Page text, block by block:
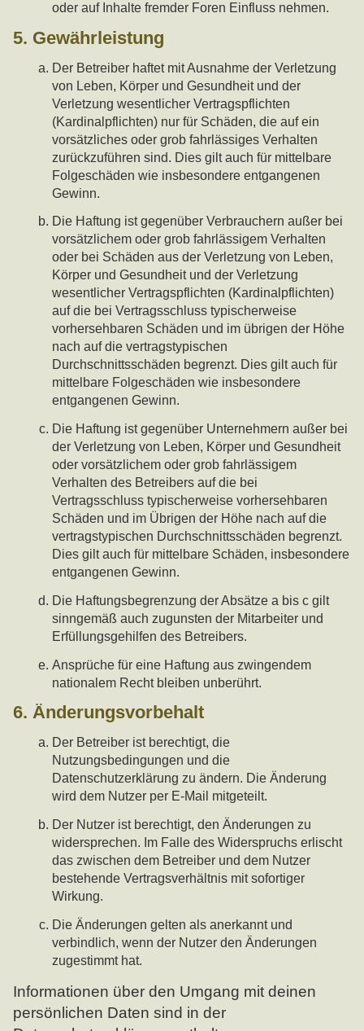
oder auf Inhalte fremder Foren Einfluss nehmen.
5. Gewährleistung
Der Betreiber haftet mit Ausnahme der Verletzung
von Leben, Körper und Gesundheit und der
Verletzung wesentlicher Vertragspflichten
(Kardinalpflichten) nur für Schäden, die auf ein
vorsätzliches oder grob fahrlässiges Verhalten
zurückzuführen sind. Dies gilt auch für mittelbare
Folgeschäden wie insbesondere entgangenen
Gewinn.
Die Haftung ist gegenüber Verbrauchern außer bei
vorsätzlichem oder grob fahrlässigem Verhalten
oder bei Schäden aus der Verletzung von Leben,
Körper und Gesundheit und der Verletzung
wesentlicher Vertragspflichten (Kardinalpflichten)
auf die bei Vertragsschluss typischerweise
vorhersehbaren Schäden und im übrigen der Höhe
nach auf die vertragstypischen
Durchschnittsschäden begrenzt. Dies gilt auch für
mittelbare Folgeschäden wie insbesondere
entgangenen Gewinn.
Die Haftung ist gegenüber Unternehmern außer bei
der Verletzung von Leben, Körper und Gesundheit
oder vorsätzlichem oder grob fahrlässigem
Verhalten des Betreibers auf die bei
Vertragsschluss typischerweise vorhersehbaren
Schäden und im Übrigen der Höhe nach auf die
vertragstypischen Durchschnittsschäden begrenzt.
Dies gilt auch für mittelbare Schäden, insbesondere
entgangenen Gewinn.
Die Haftungsbegrenzung der Absätze a bis c gilt
sinngemäß auch zugunsten der Mitarbeiter und
Erfüllungsgehilfen des Betreibers.
Ansprüche für eine Haftung aus zwingendem
nationalem Recht bleiben unberührt.
6. Änderungsvorbehalt
Der Betreiber ist berechtigt, die
Nutzungsbedingungen und die
Datenschutzerklärung zu ändern. Die Änderung
wird dem Nutzer per E-Mail mitgeteilt.
Der Nutzer ist berechtigt, den Änderungen zu
widersprechen. Im Falle des Widerspruchs erlischt
das zwischen dem Betreiber und dem Nutzer
bestehende Vertragsverhältnis mit sofortiger
Wirkung.
Die Änderungen gelten als anerkannt und
verbindlich, wenn der Nutzer den Änderungen
zugestimmt hat.
Informationen über den Umgang mit deinen
persönlichen Daten sind in der